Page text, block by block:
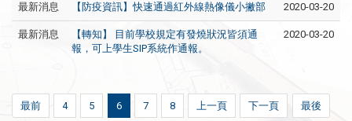
最新消息 【防疫資訊】快速通過紅外線熱像儀小撇部 2020-03-20
最新消息
【轉知】 目前學校規定有發燒狀況皆須通
報，可上學生SIP系統作通報。
2020-03-20
最前 4 5 6 7 8 上一頁 下一頁 最後